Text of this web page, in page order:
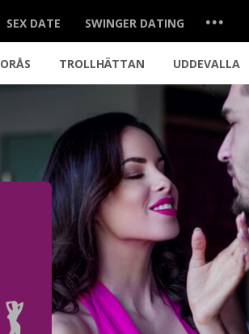
SEX DATE SWINGER DATING ...
TROLLHÄTTAN UDDEVALLA